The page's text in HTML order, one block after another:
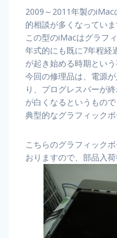
2009～2011年製のiMac
的相談が多くなっていま
この型のiMacはグラフ
年式的にも既に7年程経
が起き始める時期という
今回の修理品は、電源
り、プログレスバーが
が白くなるというもので
典型的なグラフィック
こちらのグラフィック
おりますので、部品入